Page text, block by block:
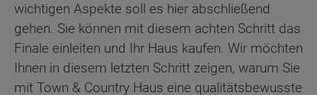
wichtigen Aspekte soll es hier abschließend
gehen. Sie können mit diesem achten Schritt das
Finale einleiten und Ihr Haus kaufen. Wir möchten
Ihnen in diesem letzten Schritt zeigen, warum Sie
mit Town & Country Haus eine qualitätsbewusste